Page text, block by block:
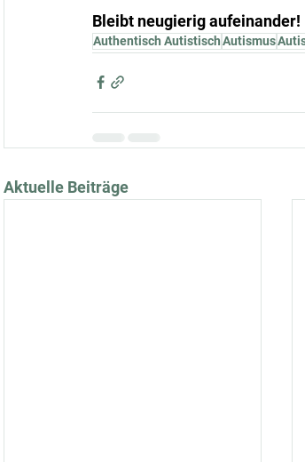
Bleibt neugierig aufeinander!
Authentisch AutistischAutismus
Aktuelle Beiträge